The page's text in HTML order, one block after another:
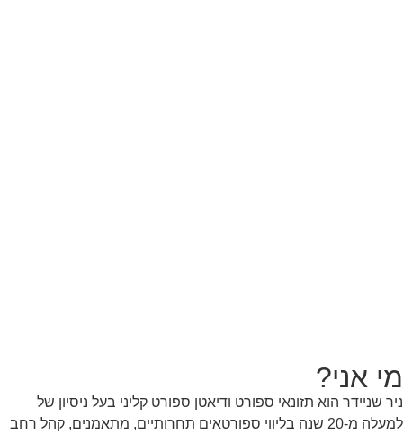
מי אני?
ניר שניידר הוא תזונאי ספורט ודיאטן ספורט קליני בעל ניסיון של
למעלה מ-20 שנה בליווי ספורטאים תחרותיים, מתאמנים, קהל רחב